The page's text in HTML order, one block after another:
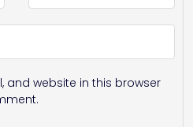
and website in this browser